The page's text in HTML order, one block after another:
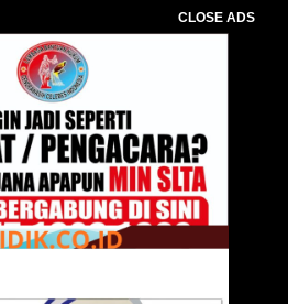
CLOSE ADS